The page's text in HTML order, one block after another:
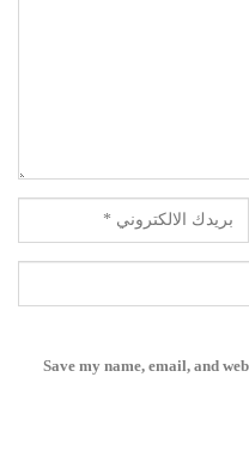
Save my name, email, and